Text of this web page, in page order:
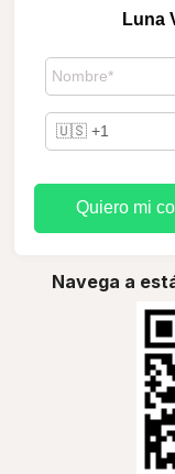
Luna
Quiero mi
Navega a